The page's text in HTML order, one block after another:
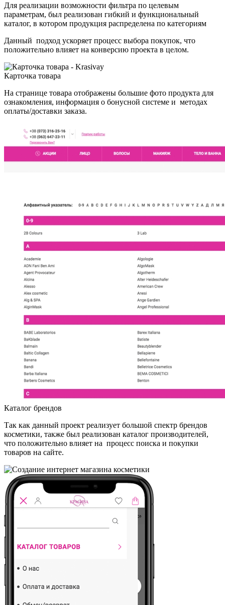
Для реализации возможности фильтра по целевым
параметрам, был реализован гибкий и функциональный
каталог, в котором продукция распределена по категориям
Данный подход ускоряет процесс выбора покупок, что
положительно влияет на конверсию проекта в целом.
Карточка товара
На странице товара отображены большие фото продукта для
ознакомления, информация о бонусной системе и методах
оплаты/доставки заказа.
Каталог брендов
Так как данный проект реализует большой спектр брендов
косметики, также был реализован каталог производителей,
что положительно влияет на процесс поиска и покупки
товаров на сайте.